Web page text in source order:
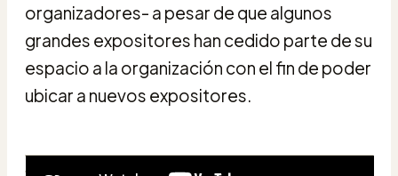
organizadores- a pesar de que algunos
grandes expositores han cedido parte de su
espacio a la organización con el fin de poder
ubicar a nuevos expositores.